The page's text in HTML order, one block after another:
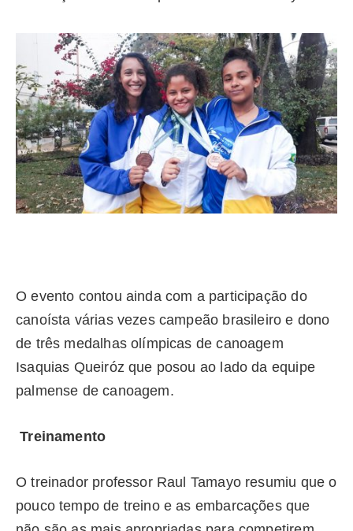
O evento contou ainda com a participação do
canoísta várias vezes campeão brasileiro e dono
de três medalhas olímpicas de canoagem
Isaquias Queiróz que posou ao lado da equipe
palmense de canoagem.
Treinamento
O treinador professor Raul Tamayo resumiu que o
pouco tempo de treino e as embarcações que